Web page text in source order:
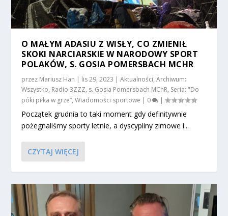
O MAŁYM ADASIU Z WISŁY, CO ZMIENIŁ
SKOKI NARCIARSKIE W NARODOWY SPORT
POLAKÓW, S. GOSIA POMERSBACH MCHR
przez Mariusz Han | lis 29, 2023 |Aktualności,Archiwum:
Wszystko, Radio 3ZZZ, s. Gosia Pomersbach MChR, Seria: "Do
póki piłka w grze”,Wiadomości sportowe | 0 |
Początek grudnia to taki moment gdy definitywnie
pożegnaliśmy sporty letnie, a dyscypliny zimowe i...
CZYTAJ WIĘCEJ